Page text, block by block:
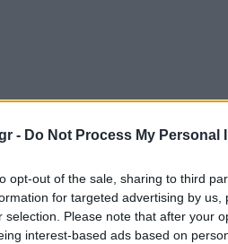
- Do Not Process My Personal
opt-out of the sale, sharing to third
for targeted advertising by
selection. Please note that after your
interest-based ads based on